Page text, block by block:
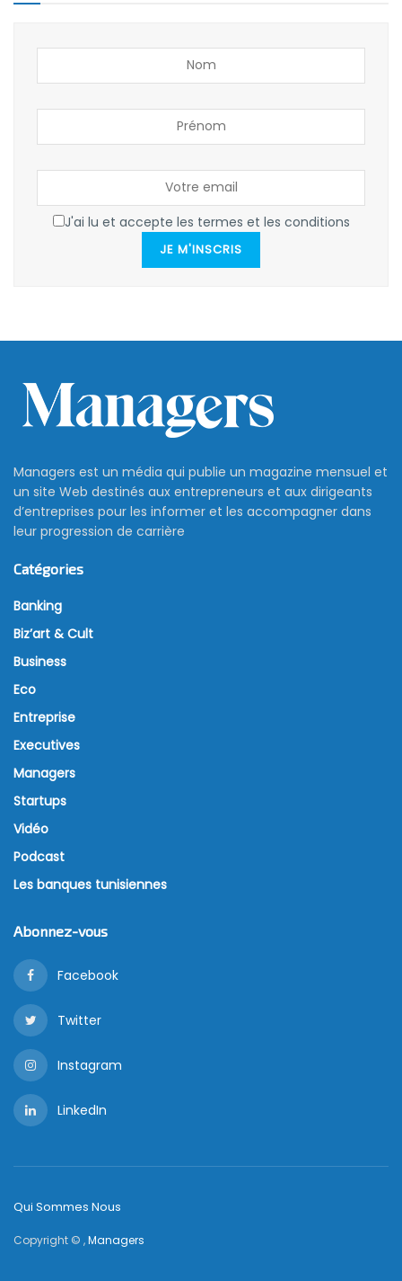
J'ai lu et accepte les termes et les conditions
JE M'INSCRIS
Managers est un média qui publie un magazine mensuel et
un site Web destinés aux entrepreneurs et aux dirigeants
d’entreprises pour les informer et les accompagner dans
leur progression de carrière
Catégories
Banking
Biz’art & Cult
Business
Eco
Entreprise
Executives
Managers
Startups
Vidéo
Podcast
Les banques tunisiennes
Abonnez-vous
Facebook
Twitter
Instagram
LinkedIn
Qui Sommes Nous
Copyright © ,Managers